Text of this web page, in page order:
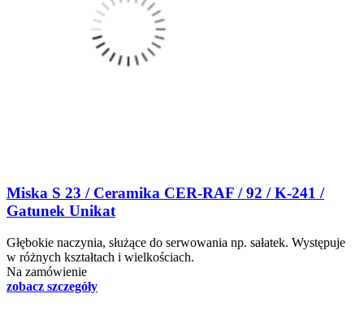
Miska S 23 / Ceramika CER-RAF / 92 / K-241 /
Gatunek Unikat
Głębokie naczynia, służące do serwowania np. sałatek. Występuje
w różnych kształtach i wielkościach.
Na zamówienie
zobacz szczegóły